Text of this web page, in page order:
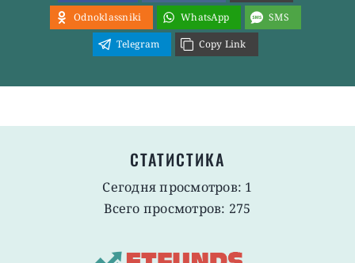
Odnoklassniki
WhatsApp
SMS
Telegram
Copy Link
СТАТИСТИКА
Сегодня просмотров: 1
Всего просмотров: 275